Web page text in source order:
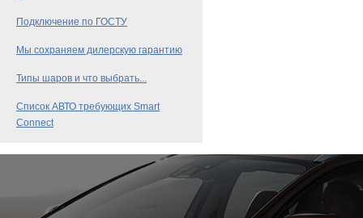
Подключение по ГОСТУ
Мы сохраняем дилерскую гарантию
Типы шаров и что выбрать...
Список АВТО требующих Smart
Connect